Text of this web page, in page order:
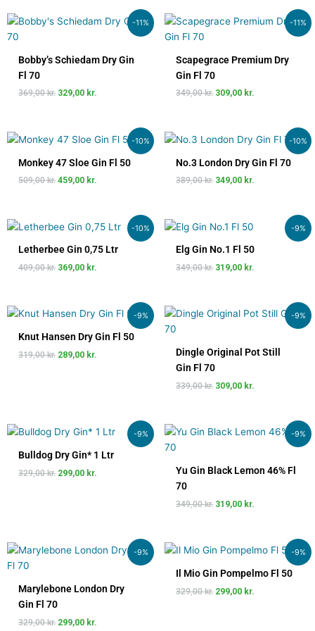
-11%
Bobby’s Schiedam Dry Gin
Fl 70
369,00kr.
Den
369,00 kr..
329,00 kr.
Den
aktuelle
329,00 kr..
-11%
Scapegrace Premium Dry
Gin Fl 70
349,00kr.
Den
349,00 kr..
309,00 kr.
Den
309,00 kr..
-10%
Monkey 47 Sloe Gin Fl 50
509,00kr.
Den
pris
509,00 kr..
459,00 kr.
Den
pris
-10%
No.3 London Dry Gin Fl 70
389,00kr.
Den
oprindelige
pris
389,00 kr..
349,00 kr.
Den
pris
-10%
Letherbee Gin 0,75 Ltr
409,00kr.
Den
oprindelige
pris
409,00 kr..
369,00 kr.
Den
pris
-9%
Elg Gin No.1 Fl 50
349,00kr.
Den
pris
349,00 kr..
319,00 kr.
pris
-9%
Knut Hansen Dry Gin Fl 50
319,00kr.
Den
oprindelige
pris
319,00 kr..
289,00 kr.
Den
pris
-9%
Dingle Original Pot Still
Gin Fl 70
339,00kr.
Den
oprindelige
339,00 kr..
309,00 kr.
Den
309,00 kr..
-9%
Bulldog Dry Gin* 1 Ltr
329,00kr.
Den
oprindelige
pris
var:
329,00 kr..
299,00 kr.
Den
pris
-9%
Yu Gin Black Lemon 46% Fl
70
349,00kr.
Den
349,00 kr..
319,00 kr.
Den
319,00 kr..
-9%
Marylebone London Dry
Gin Fl 70
329,00kr.
Den
329,00 kr..
299,00 kr.
Den
aktuelle
299,00 kr..
-9%
Il Mio Gin Pompelmo Fl 50
329,00kr.
Den
oprindelige
pris
329,00 kr..
299,00 kr.
Den
pris